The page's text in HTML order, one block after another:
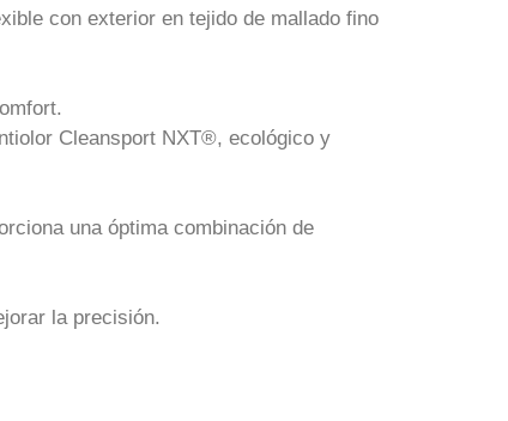
con exterior en tejido de mallado fino
Cleansport NXT®, ecológico y
una óptima combinación de
la precisión.